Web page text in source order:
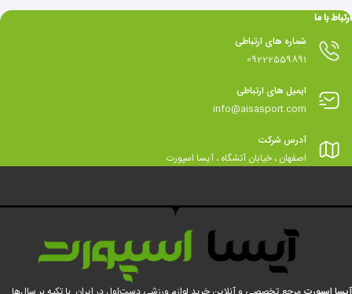
ارتباط با ما
شماره های ارتباطی
09222559891
ایمیل های ارتباطی
info@aisasport.com
آدرس شرکت
اصفهان ، خیابان آتشگاه ، آیسا اسپورت